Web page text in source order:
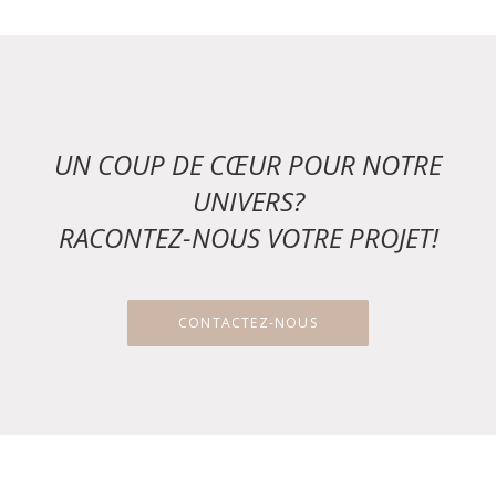
UN COUP DE CŒUR POUR NOTRE
UNIVERS?
RACONTEZ-NOUS VOTRE PROJET!
CONTACTEZ-NOUS